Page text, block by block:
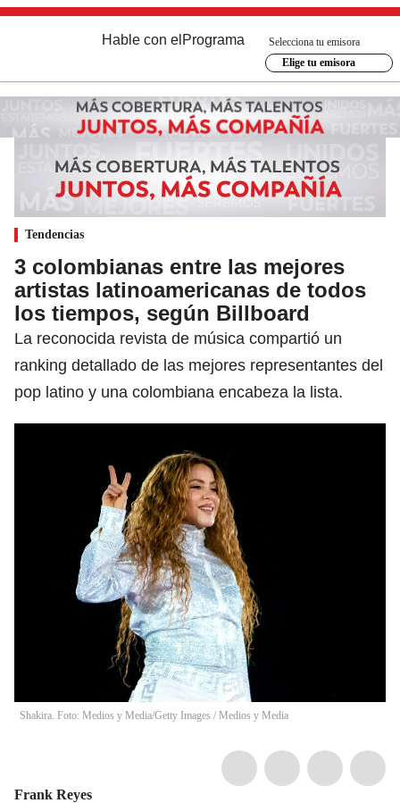
Hable con el Programa
Selecciona tu emisora
Elige tu emisora
Tendencias
3 colombianas entre las mejores
artistas latinoamericanas de todos
los tiempos, según Billboard
La reconocida revista de música compartió un
ranking detallado de las mejores representantes del
pop latino y una colombiana encabeza la lista.
Shakira. Foto: Medios y Media/Getty Images / Medios y Media
Frank Reyes